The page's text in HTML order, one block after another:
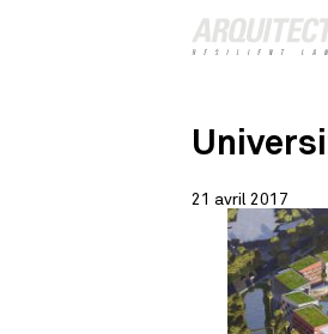
21 avril 2017